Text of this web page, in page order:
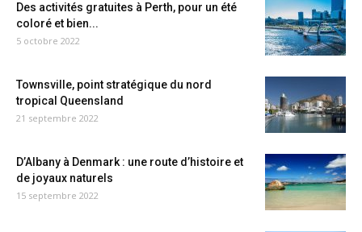
Des activités gratuites à Perth, pour un été
coloré et bien...
5 octobre 2022
Townsville, point stratégique du nord
tropical Queensland
21 septembre 2022
D’Albany à Denmark : une route d’histoire et
de joyaux naturels
15 septembre 2022